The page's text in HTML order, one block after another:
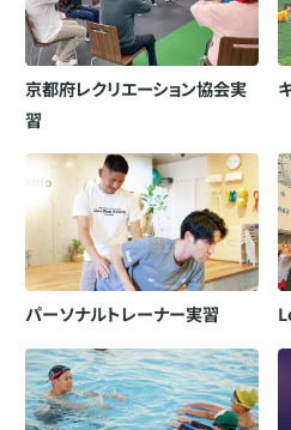
京都府レクリエーション協会実
習
パーソナルトレーナー実習